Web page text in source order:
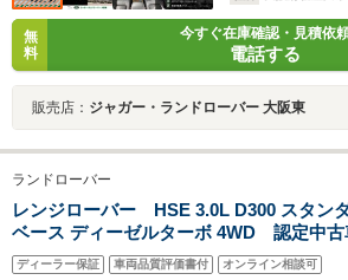
無
料
今すぐ在庫確認・見積依
電話する
販売店： ジャガー・ランドローバー 大阪東
ランドローバー
レンジローバー HSE 3.0L D300 スタン
ベース ディーゼルターボ 4WD 認定中古
レーキキャリパー・電動ゲート
ディーラー保証 車両品質評価書付 オンライン相談可